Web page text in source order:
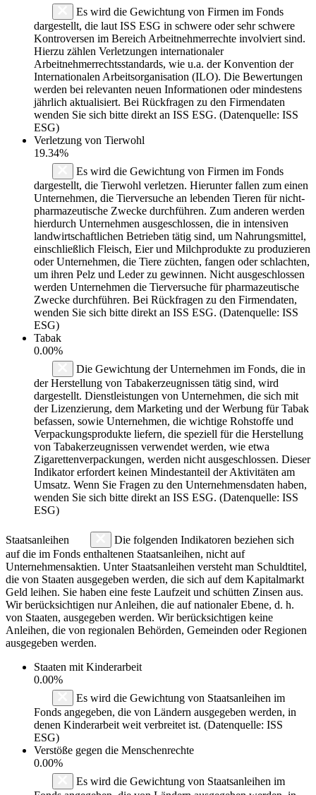
Es wird die Gewichtung von Firmen im Fonds
dargestellt, die laut ISS ESG in schwere oder sehr schwere
Kontroversen im Bereich Arbeitnehmerrechte involviert sind.
Hierzu zählen Verletzungen internationaler
Arbeitnehmerrechtsstandards, wie u.a. der Konvention der
Internationalen Arbeitsorganisation (ILO). Die Bewertungen
werden bei relevanten neuen Informationen oder mindestens
jährlich aktualisiert. Bei Rückfragen zu den Firmendaten
wenden Sie sich bitte direkt an ISS ESG. (Datenquelle: ISS
ESG)
Verletzung von Tierwohl
19.34%
Es wird die Gewichtung von Firmen im Fonds
dargestellt, die Tierwohl verletzen. Hierunter fallen zum einen
Unternehmen, die Tierversuche an lebenden Tieren für nicht-
pharmazeutische Zwecke durchführen. Zum anderen werden
hierdurch Unternehmen ausgeschlossen, die in intensiven
landwirtschaftlichen Betrieben tätig sind, um Nahrungsmittel,
einschließlich Fleisch, Eier und Milchprodukte zu produzieren
oder Unternehmen, die Tiere züchten, fangen oder schlachten,
um ihren Pelz und Leder zu gewinnen. Nicht ausgeschlossen
werden Unternehmen die Tierversuche für pharmazeutische
Zwecke durchführen. Bei Rückfragen zu den Firmendaten,
wenden Sie sich bitte direkt an ISS ESG. (Datenquelle: ISS
ESG)
Tabak
0.00%
Die Gewichtung der Unternehmen im Fonds, die in
der Herstellung von Tabakerzeugnissen tätig sind, wird
dargestellt. Dienstleistungen von Unternehmen, die sich mit
der Lizenzierung, dem Marketing und der Werbung für Tabak
befassen, sowie Unternehmen, die wichtige Rohstoffe und
Verpackungsprodukte liefern, die speziell für die Herstellung
von Tabakerzeugnissen verwendet werden, wie etwa
Zigarettenverpackungen, werden nicht ausgeschlossen. Dieser
Indikator erfordert keinen Mindestanteil der Aktivitäten am
Umsatz. Wenn Sie Fragen zu den Unternehmensdaten haben,
wenden Sie sich bitte direkt an ISS ESG. (Datenquelle: ISS
ESG)
Staatsanleihen
Die folgenden Indikatoren beziehen sich
auf die im Fonds enthaltenen Staatsanleihen, nicht auf
Unternehmensaktien. Unter Staatsanleihen versteht man Schuldtitel,
die von Staaten ausgegeben werden, die sich auf dem Kapitalmarkt
Geld leihen. Sie haben eine feste Laufzeit und schütten Zinsen aus.
Wir berücksichtigen nur Anleihen, die auf nationaler Ebene, d. h.
von Staaten, ausgegeben werden. Wir berücksichtigen keine
Anleihen, die von regionalen Behörden, Gemeinden oder Regionen
ausgegeben werden.
Staaten mit Kinderarbeit
0.00%
Es wird die Gewichtung von Staatsanleihen im
Fonds angegeben, die von Ländern ausgegeben werden, in
denen Kinderarbeit weit verbreitet ist. (Datenquelle: ISS
ESG)
Verstöße gegen die Menschenrechte
0.00%
Es wird die Gewichtung von Staatsanleihen im